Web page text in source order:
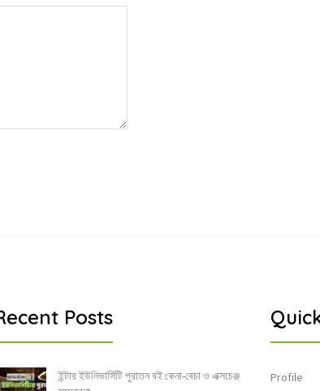
Posts
ইন্টার ইউনিভার্সিটি পুরাতন বই কেনা-বেচা ও এক্সচেঞ্জ
Profile